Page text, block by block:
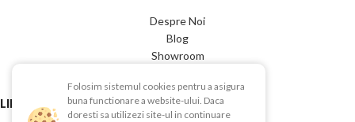
Despre Noi
Blog
Showroom
LINK-URI UTILE
Folosim sistemul cookies pentru a asigura
buna functionare a website-ului. Daca
doresti sa utilizezi site-ul in continuare